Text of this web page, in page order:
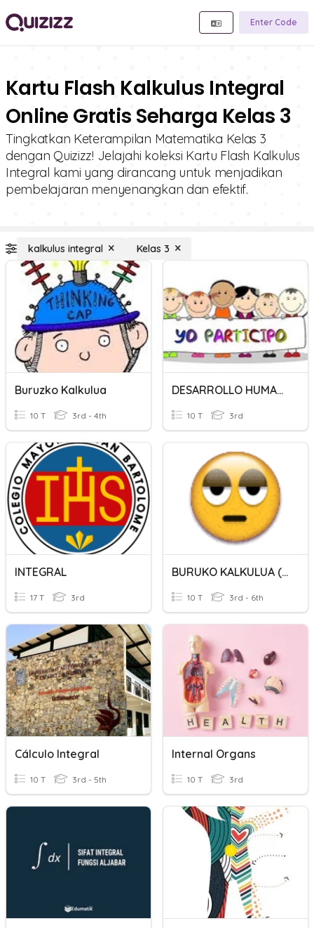
Enter Code
Kartu Flash Kalkulus Integral
Online Gratis Seharga Kelas 3
Tingkatkan Keterampilan Matematika Kelas 3
dengan Quizizz! Jelajahi koleksi Kartu Flash Kalkulus
Integral kami yang dirancang untuk menjadikan
pembelajaran menyenangkan dan efektif.
kalkulus integral Kelas 3
Buruzko Kalkulua
10 T 3rd - 4th
DESARROLLO HUMANO INTEGRAL
10 T 3rd
INTEGRAL
17 T 3rd
BURUKO KALKULUA (II) (+)
10 T 3rd - 6th
Cálculo Integral
10 T 3rd - 5th
Internal Organs
10 T 3rd